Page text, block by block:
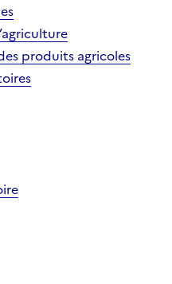
produits agricoles